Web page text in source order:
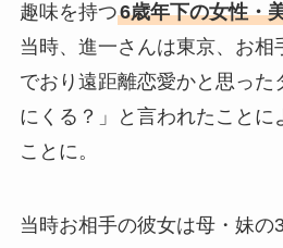
趣味を持つ6歳年下の女性・
当時、進一さんは東京、お相
でおり遠距離恋愛かと思った
にくる？」と言われたことに
ことに。
当時お相手の彼女は母・妹の